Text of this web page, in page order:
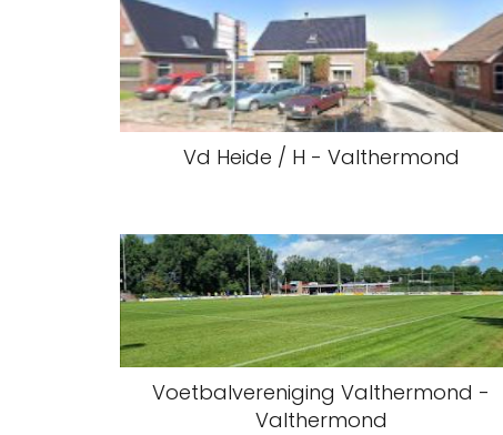
Vd Heide / H - Valthermond
Voetbalvereniging Valthermond -
Valthermond